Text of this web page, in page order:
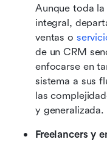
Aunque toda
integral,
ventas o
de un CRM
enfocarse en
sistema a sus
las
y generalizada.
Freelancers y